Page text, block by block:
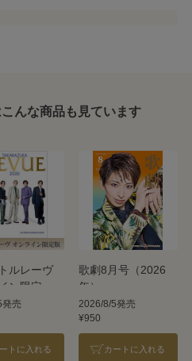
んな商品も見ています
ルレーヴ
ン限定
売
トに入れる
歌劇8月号（2026
年）
2026/8/5発売
¥950
カートに入れる